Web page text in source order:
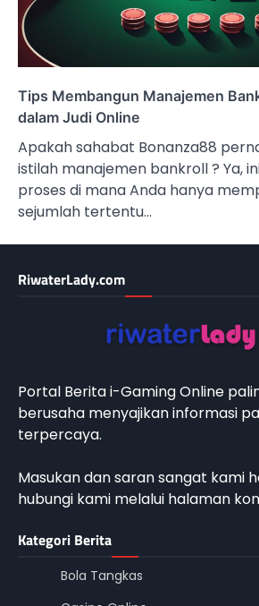
Tips Membangun Manajemen
dalam Judi Online
Apakah sahabat Bonanza88
istilah manajemen bankroll ? Ya,
proses di mana Anda hanya
sejumlah tertentu…
RiwaterLady.com
Portal Berita i-Gaming Online
berusaha menyajikan informasi
terpercaya.
Masukan dan saran sangat kami
hubungi kami melalui halaman
Kategori Berita
Bola Tangkas